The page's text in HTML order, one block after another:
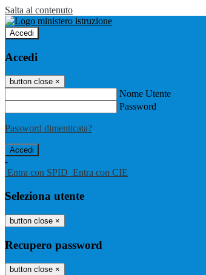
Salta al contenuto
Accedi
Accedi
button close ×
Nome Utente
Password
Password dimenticata?
-
Entra con SPID Entra con CIE
Seleziona utente
button close ×
Recupero password
button close ×